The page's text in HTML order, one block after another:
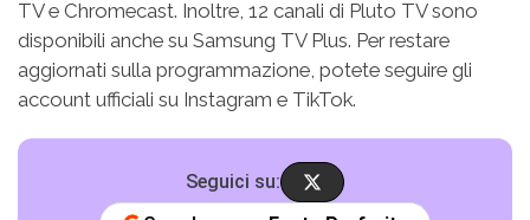
TV e Chromecast. Inoltre, 12 canali di Pluto TV sono
disponibili anche su Samsung TV Plus. Per restare
aggiornati sulla programmazione, potete seguire gli
account ufficiali su Instagram e TikTok.
Seguici su: